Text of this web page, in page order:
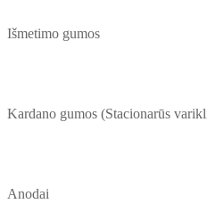
Išmetimo gumos
Kardano gumos (Stacionarūs
Anodai